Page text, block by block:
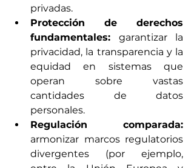
privadas.
Protección de derechos
fundamentales: garantizar la
privacidad, la transparencia y la
equidad en sistemas que
operan sobre vastas
cantidades de datos
personales.
Regulación comparada:
armonizar marcos regulatorios
divergentes (por ejemplo,